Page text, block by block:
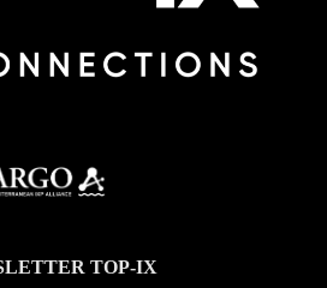
TOP-IX